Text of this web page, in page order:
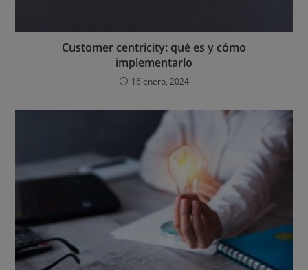
Customer centricity: qué es y cómo
implementarlo
16 enero, 2024